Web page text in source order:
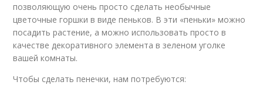
позволяющую очень просто сделать необычные
цветочные горшки в виде пеньков. В эти «пеньки» можно
посадить растение, а можно использовать просто в
качестве декоративного элемента в зеленом уголке
вашей комнаты.
Чтобы сделать пенечки, нам потребуются: